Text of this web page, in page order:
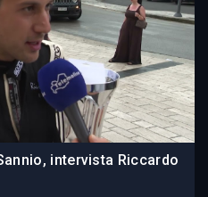
intervista Riccardo